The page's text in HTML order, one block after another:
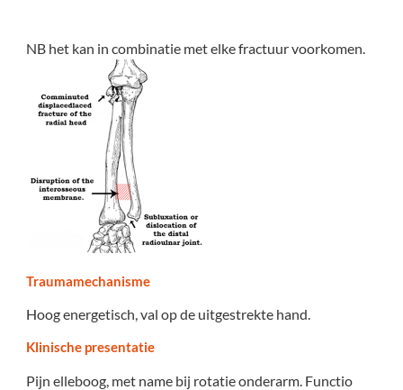
NB het kan in combinatie met elke fractuur voorkomen.
Traumamechanisme
Hoog energetisch, val op de uitgestrekte hand.
Klinische presentatie
Pijn elleboog, met name bij rotatie onderarm. Functio